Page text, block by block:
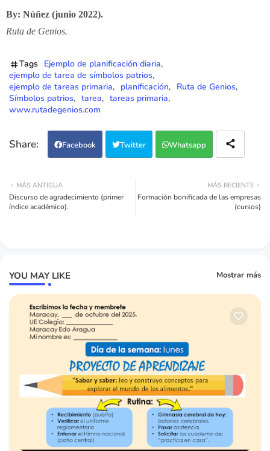
By: Núñez (junio 2022).
Ruta de Genios.
Tags Ejemplo de planificación diaria
ejemplo de tarea de símbolos patrios
ejemplo de tareas primaria
planificación
Ruta de Genios
Símbolos patrios
tarea
tareas primaria
www.rutadegenios.com
Facebook Twitter Whatsapp
MÁS RECIENTE
Formación bonificada de las empresas
(cursos)
MÁS ANTIGUA
Discurso de agradecimiento (primer
índice académico).
YOU MAY LIKE Mostrar más